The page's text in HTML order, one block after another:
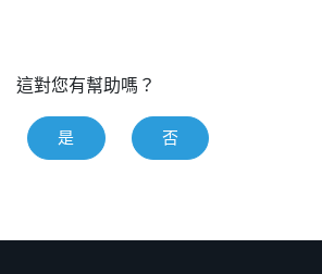
這對您有幫助嗎？
是 否